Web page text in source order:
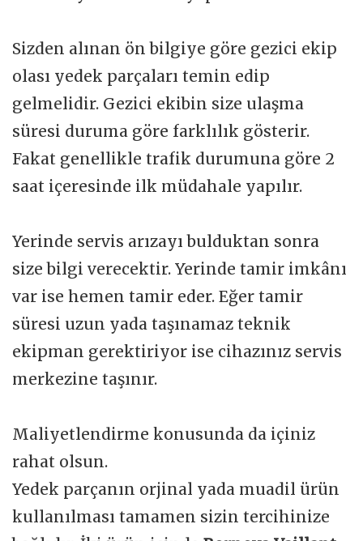
Sizden alınan ön bilgiye göre gezici ekip
olası yedek parçaları temin edip
gelmelidir. Gezici ekibin size ulaşma
süresi duruma göre farklılık gösterir.
Fakat genellikle trafik durumuna göre 2
saat içeresinde ilk müdahale yapılır.
Yerinde servis arızayı bulduktan sonra
size bilgi verecektir. Yerinde tamir imkânı
var ise hemen tamir eder. Eğer tamir
süresi uzun yada taşınamaz teknik
ekipman gerektiriyor ise cihazınız servis
merkezine taşınır.
Maliyetlendirme konusunda da içiniz
rahat olsun.
Yedek parçanın orjinal yada muadil ürün
kullanılması tamamen sizin tercihinize